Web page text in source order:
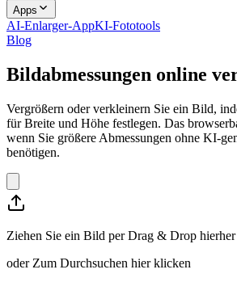
Apps
AI-Enlarger-AppKI-Fototools
Blog
Bildabmessungen online
Vergrößern oder verkleinern Sie ein Bild,
für Breite und Höhe festlegen. Das
wenn Sie größere Abmessungen ohne KI-
benötigen.
Ziehen Sie ein Bild per Drag & Drop hierher
oder Zum Durchsuchen hier klicken